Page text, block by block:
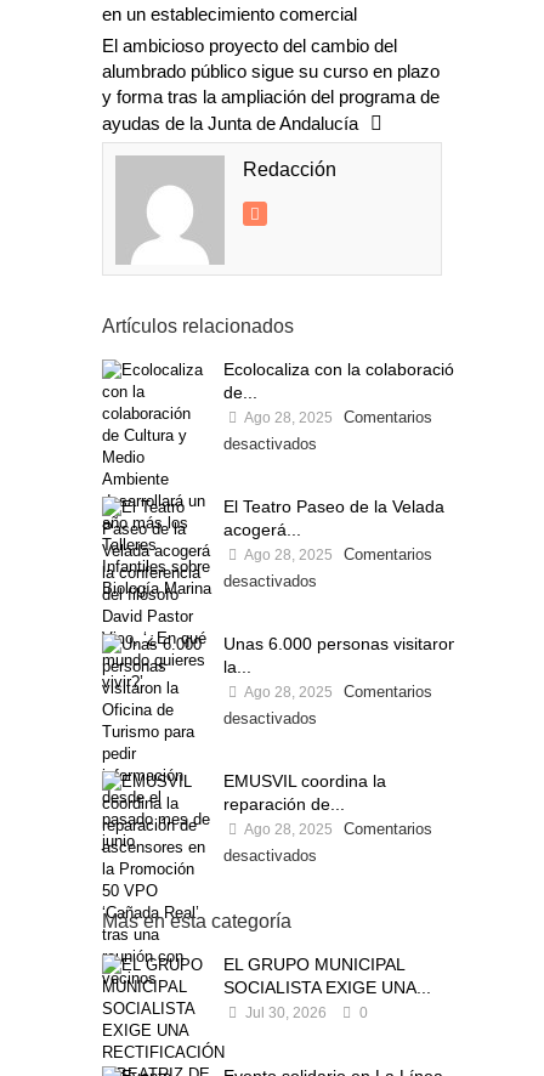
en un establecimiento comercial
El ambicioso proyecto del cambio del
alumbrado público sigue su curso en plazo
y forma tras la ampliación del programa de
ayudas de la Junta de Andalucía
Redacción
Artículos relacionados
Ecolocaliza con la colaboración
de...
Ago 28, 2025
Comentarios
desactivados
El Teatro Paseo de la Velada
acogerá...
Ago 28, 2025
Comentarios
desactivados
Unas 6.000 personas visitaron
la...
Ago 28, 2025
Comentarios
desactivados
EMUSVIL coordina la
reparación de...
Ago 28, 2025
Comentarios
desactivados
Más en esta categoría
EL GRUPO MUNICIPAL
SOCIALISTA EXIGE UNA...
Jul 30, 2026 0